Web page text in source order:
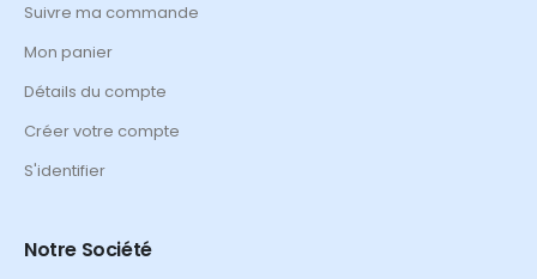
Suivre ma commande
Mon panier
Détails du compte
Créer votre compte
S'identifier
Notre Société